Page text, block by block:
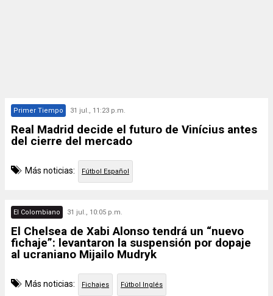
Primer Tiempo 31 jul., 11:23 p.m.
Real Madrid decide el futuro de Vinícius antes
del cierre del mercado
Más noticias: Fútbol Español
El Colombiano 31 jul., 10:05 p.m.
El Chelsea de Xabi Alonso tendrá un “nuevo
fichaje”: levantaron la suspensión por dopaje
al ucraniano Mijailo Mudryk
Más noticias: Fichajes Fútbol Inglés